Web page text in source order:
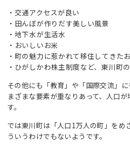
交通アクセスが良い
田んぼが作りだす美しい風景
地下水が生活水
おいしいお米
町の魅力に惹かれて移住してきた
ひがしかわ株主制度など、東川町
その他にも「教育」や「国際交流」
まざまな要素が重なりあって、人口
す。
では東川町は「人口1万人の町」をめ
ういうわけでもないようです。